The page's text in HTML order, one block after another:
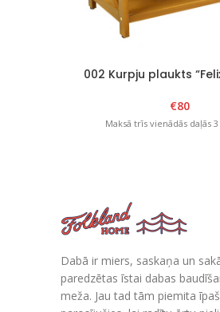
002 Kurpju plaukts
€80
Maksā trīs vienādās daļās 3
Dabā ir miers, saskaņa un
paredzētas īstai dabas
meža. Jau tad tām piemita